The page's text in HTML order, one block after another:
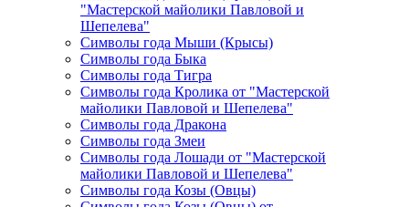
"Мастерской майолики Павловой и
Шепелева"
Символы года Мыши (Крысы)
Символы года Быка
Символы года Тигра
Символы года Кролика от "Мастерской
майолики Павловой и Шепелева"
Символы года Дракона
Символы года Змеи
Символы года Лошади от "Мастерской
майолики Павловой и Шепелева"
Символы года Козы (Овцы)